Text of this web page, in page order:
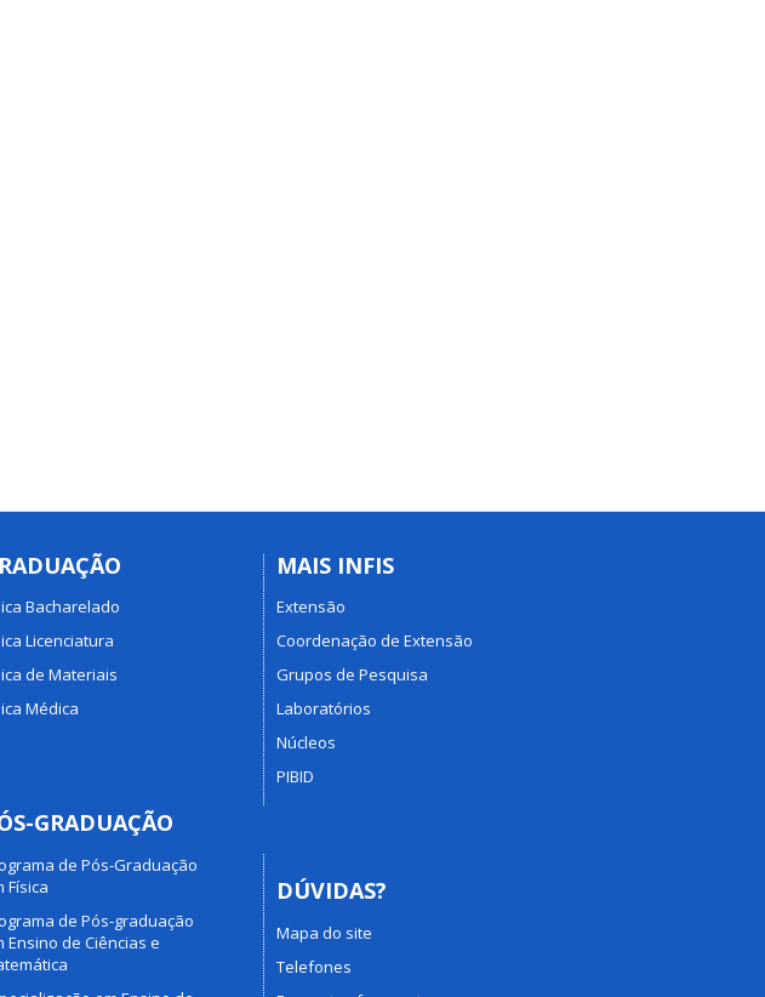
Bacharelado
Licenciatura
de Materiais
Médica
GRADUAÇÃO
de Pós-Graduação
Física
de Pós-graduação
Ensino de Ciências e
MAIS INFIS
Extensão
Coordenação de Extensão
Grupos de Pesquisa
Laboratórios
Núcleos
PIBID
DÚVIDAS?
Mapa do site
Telefones